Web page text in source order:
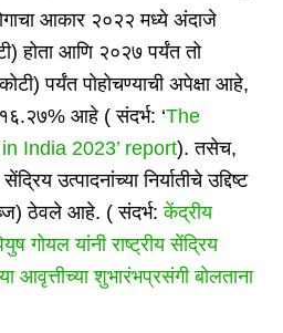
आकार २०२२ मध्ये अंदाजे
होता आणि २०२७ पर्यंत तो
पर्यंत पोहोचण्याची अपेक्षा आहे,
१६.२७% आहे ( संदर्भ: ‘The
India 2023’ report). तसेच,
उत्पादनांच्या निर्यातीचे उद्दिष्ट
ठेवले आहे. ( संदर्भ:केंद्रीय
गोयल यांनी राष्ट्रीय सेंद्रिय
आवृत्तीच्या शुभारंभप्रसंगी बोलताना